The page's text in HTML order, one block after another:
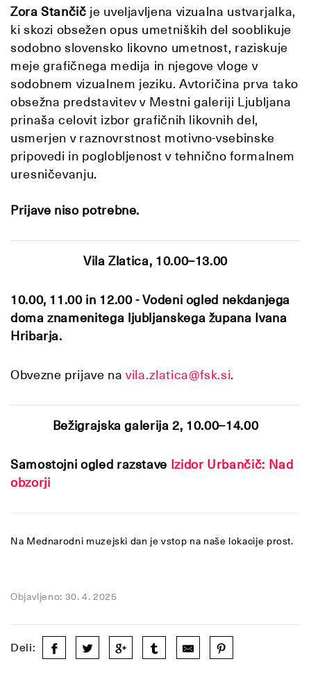
Zora Stančič je uveljavljena vizualna ustvarjalka,
ki skozi obsežen opus umetniških del sooblikuje
sodobno slovensko likovno umetnost, raziskuje
meje grafičnega medija in njegove vloge v
sodobnem vizualnem jeziku. Avtoričina prva tako
obsežna predstavitev v Mestni galeriji Ljubljana
prinaša celovit izbor grafičnih likovnih del,
usmerjen v raznovrstnost motivno-vsebinske
pripovedi in poglobljenost v tehnično formalnem
uresničevanju.
Prijave niso potrebne.
Vila Zlatica, 10.00–13.00
10.00, 11.00 in 12.00 - Vodeni ogled nekdanjega
doma znamenitega ljubljanskega župana Ivana
Hribarja.
Obvezne prijave navila.zlatica@fsk.si.
Bežigrajska galerija 2, 10.00–14.00
Samostojni ogled razstave Izidor Urbančič: Nad
obzorji
Na Mednarodni muzejski dan je vstop na naše lokacije prost.
Objavljeno: 30. 4. 2025
Deli: